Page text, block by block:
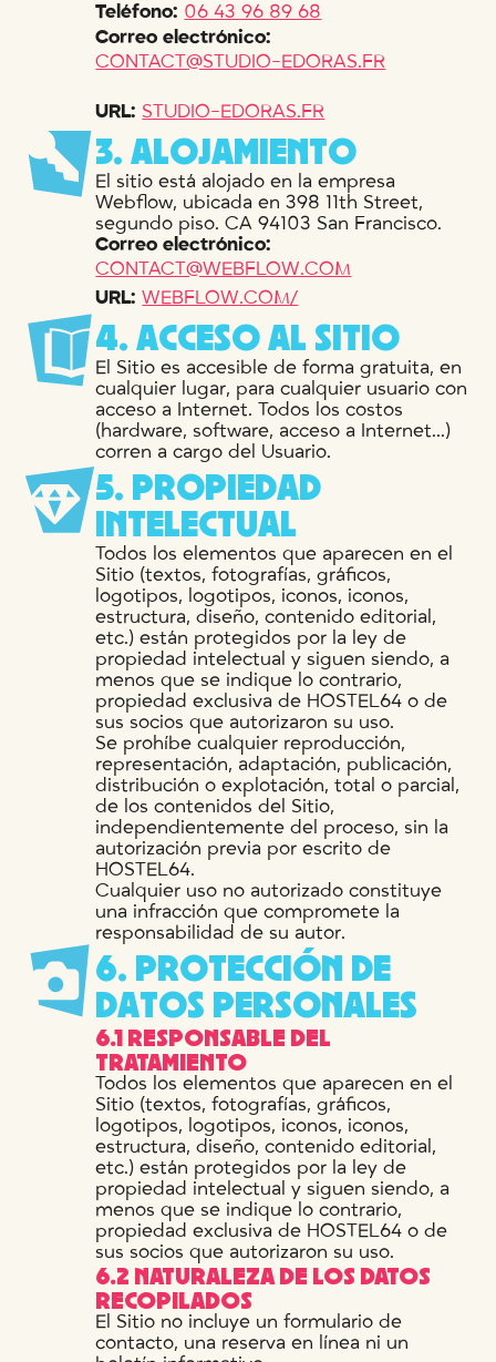
Teléfono: 06 43 96 89 68
Correo electrónico:
CONTACT@STUDIO-EDORAS.FR
URL: STUDIO-EDORAS.FR
3. ALOJAMIENTO
El sitio está alojado en la empresa
Webflow, ubicada en 398 11th Street,
segundo piso. CA 94103 San Francisco.
Correo electrónico:
CONTACT@WEBFLOW.COM
URL:WEBFLOW.COM/
4. ACCESOAL SITIO
El Sitio es accesible de forma gratuita, en
cualquier lugar, para cualquier usuario con
acceso a Internet. Todos los costos
(hardware, software, acceso a Internet...)
corren a cargo del Usuario.
5. PROPIEDAD
INTELECTUAL
Todos los elementos que aparecen en el
Sitio (textos, fotografías, gráficos,
logotipos, logotipos, iconos, iconos,
estructura, diseño, contenido editorial,
etc.) están protegidos por la ley de
propiedad intelectual y siguen siendo, a
menos que se indique lo contrario,
propiedad exclusiva de HOSTEL64 o de
sus socios que autorizaron su uso.
Se prohíbe cualquier reproducción,
representación, adaptación, publicación,
distribución o explotación, total o parcial,
de los contenidos del Sitio,
independientemente del proceso, sin la
autorización previa por escrito de
HOSTEL64.
Cualquier uso no autorizado constituye
una infracción que compromete la
responsabilidad de su autor.
6. PROTECCIÓN DE
DATOS PERSONALES
6.1 RESPONSABLE DEL
TRATAMIENTO
Todos los elementos que aparecen en el
Sitio (textos, fotografías, gráficos,
logotipos, logotipos, iconos, iconos,
estructura, diseño, contenido editorial,
etc.) están protegidos por la ley de
propiedad intelectual y siguen siendo, a
menos que se indique lo contrario,
propiedad exclusiva de HOSTEL64 o de
sus socios que autorizaron su uso.
6.2 NATURALEZA DE LOS DATOS
RECOPILADOS
El Sitio no incluye un formulario de
contacto, una reserva en línea ni un